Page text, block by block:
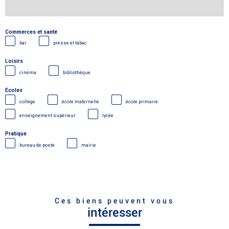
Commerces et santé
bar presse et tabac
Loisirs
cinéma bibliothèque
Ecoles
collège école maternelle école primaire
enseignement supérieur lycée
Pratique
bureau de poste mairie
Ces biens peuvent vous
intéresser